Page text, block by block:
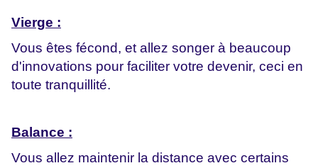
Vierge :
Vous êtes fécond, et allez songer à beaucoup
d'innovations pour faciliter votre devenir, ceci en
toute tranquillité.
Balance :
Vous allez maintenir la distance avec certains